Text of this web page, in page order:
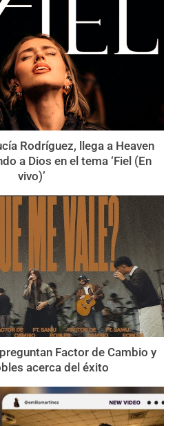
Rodríguez, llega a Heaven
a Dios en el tema ‘Fiel (En
vivo)’
Factor de Cambio y
acerca del éxito